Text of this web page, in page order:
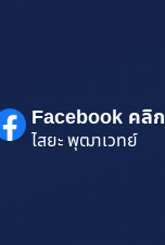
Facebook คลิก
ไสยะ พุฒาเวทย์